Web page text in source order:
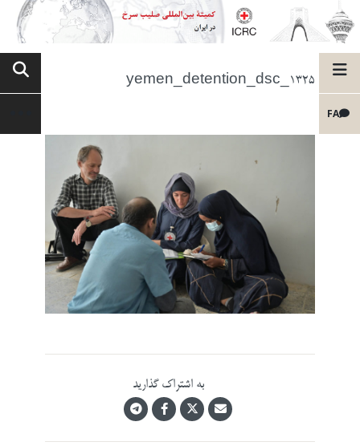
FA
yemen_detention_dsc_1325
به اشتراک گذارید